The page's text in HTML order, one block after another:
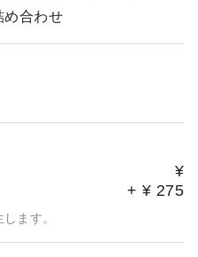
め合わせ
¥
+ ¥ 275
ます。